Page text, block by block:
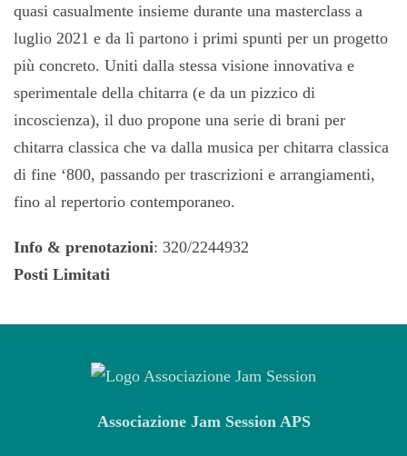
quasi casualmente insieme durante una masterclass a
luglio 2021 e da lì partono i primi spunti per un progetto
più concreto. Uniti dalla stessa visione innovativa e
sperimentale della chitarra (e da un pizzico di
incoscienza), il duo propone una serie di brani per
chitarra classica che va dalla musica per chitarra classica
di fine ‘800, passando per trascrizioni e arrangiamenti,
fino al repertorio contemporaneo.
Info & prenotazioni: 320/2244932
Posti Limitati
Associazione Jam Session APS